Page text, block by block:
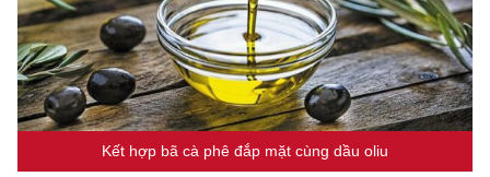
Kết hợp bã cà phê đắp mặt cùng dầu oliu